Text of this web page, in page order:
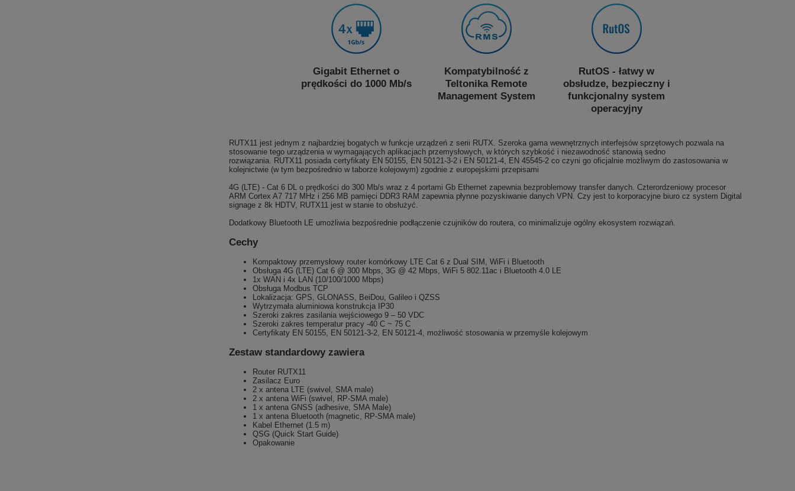
Gigabit Ethernet o
prędkości do 1000 Mb/s
Kompatybilność z
Teltonika Remote
Management System
RutOS - łatwy w
obsłudze, bezpieczny i
funkcjonalny system
operacyjny
RUTX11 jest jednym z najbardziej bogatych w funkcje urządzeń z serii RUTX. Szeroka gama wewnętrznych interfejsów sprzętowych pozwala na
stosowanie tego urządzenia w wymagających aplikacjach przemysłowych, w których szybkość i niezawodność stanowią sedno
rozwiązania. RUTX11 posiada certyfikaty EN 50155, EN 50121-3-2 i EN 50121-4, EN 45545-2 co czyni go oficjalnie możliwym do zastosowania w
kolejnictwie (w tym bezpośrednio w taborze kolejowym) zgodnie z europejskimi przepisami
4G (LTE) - Cat 6 DL o prędkości do 300 Mb/s wraz z 4 portami Gb Ethernet zapewnia bezproblemowy transfer danych. Czterordzeniowy procesor
ARM Cortex A7 717 MHz i 256 MB pamięci DDR3 RAM zapewnia płynne pozyskiwanie danych VPN. Czy jest to korporacyjne biuro cz system Digital
signage z 8k HDTV, RUTX11 jest w stanie to obsłużyć.
Dodatkowy Bluetooth LE umożliwia bezpośrednie podłączenie czujników do routera, co minimalizuje ogólny ekosystem rozwiązań.
Cechy
Kompaktowy przemysłowy router komórkowy LTE Cat 6 z Dual SIM, WiFi i Bluetooth
Obsługa 4G (LTE) Cat 6 @ 300 Mbps, 3G @ 42 Mbps, WiFi 5 802.11ac i Bluetooth 4.0 LE
1x WAN i 4x LAN (10/100/1000 Mbps)
Obsługa Modbus TCP
Lokalizacja: GPS, GLONASS, BeiDou, Galileo i QZSS
Wytrzymała aluminiowa konstrukcja IP30
Szeroki zakres zasilania wejściowego 9 – 50 VDC
Szeroki zakres temperatur pracy -40 C ~ 75 C
Certyfikaty EN 50155, EN 50121-3-2, EN 50121-4, możliwość stosowania w przemyśle kolejowym
Zestaw standardowy zawiera
Router RUTX11
Zasilacz Euro
2 x antena LTE (swivel, SMA male)
2 x antena WiFi (swivel, RP-SMA male)
1 x antena GNSS (adhesive, SMA Male)
1 x antena Bluetooth (magnetic, RP-SMA male)
Kabel Ethernet (1.5 m)
QSG (Quick Start Guide)
Opakowanie